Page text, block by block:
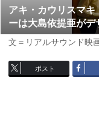
アキ・カウリスマ
ーは大島依提亜が
文＝リアルサウンド映
ポスト